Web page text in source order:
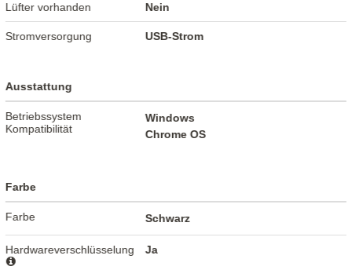
Lüfter vorhanden Nein
Stromversorgung USB-Strom
Ausstattung
Betriebssystem
Kompatibilität
Windows
Chrome OS
Farbe
Farbe Schwarz
Hardwareverschlüsselung Ja